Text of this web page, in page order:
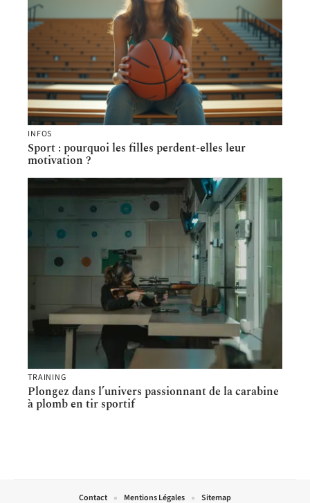
INFOS
Sport : pourquoi les filles perdent-elles leur
motivation ?
TRAINING
Plongez dans l’univers passionnant de la carabine
à plomb en tir sportif
Contact Mentions Légales Sitemap